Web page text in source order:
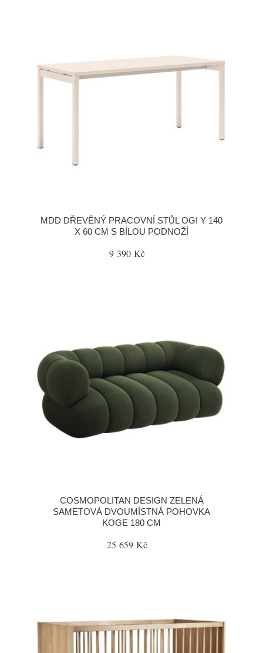
MDD DŘEVĚNÝ PRACOVNÍ STŮL OGI Y 140
X 60 CM S BÍLOU PODNOŽÍ
9 390 Kč
COSMOPOLITAN DESIGN ZELENÁ
SAMETOVÁ DVOUMÍSTNÁ POHOVKA
KOGE 180 CM
25 659 Kč